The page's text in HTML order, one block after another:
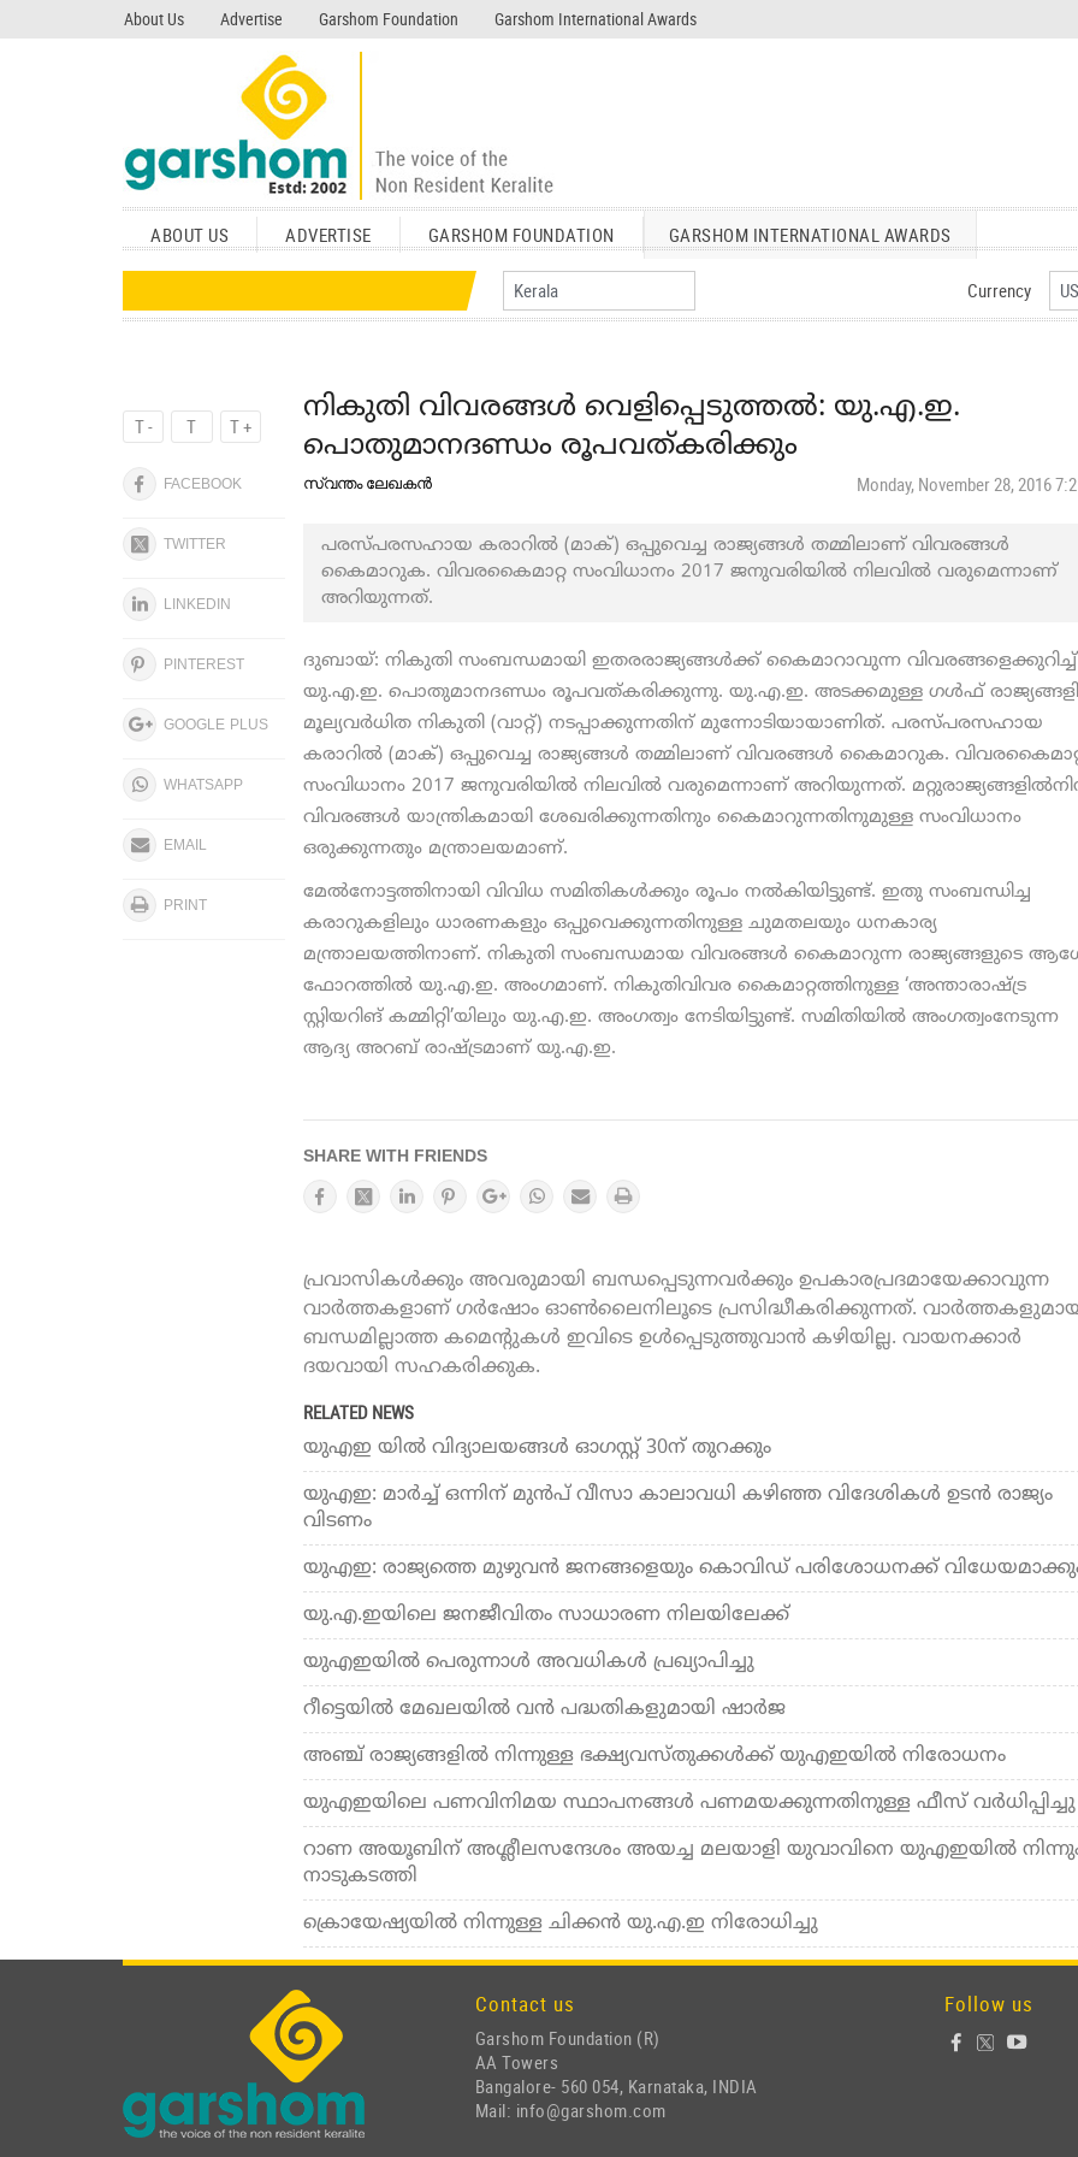
About Us Advertise Garshom Foundation Garshom International Awards
garshom.com
ABOUT US ADVERTISE GARSHOM FOUNDATION GARSHOM INTERNATIONAL AWARDS
Currency
T - T T +
FACEBOOK
TWITTER
LINKEDIN
PINTEREST
GOOGLE PLUS
WHATSAPP
EMAIL
PRINT
നികുതി വിവരങ്ങള്‍ വെളിപ്പെടുത്തല്‍: യു.എ.ഇ.
പൊതുമാനദണ്ഡം രൂപവത്കരിക്കും
സ്വന്തം ലേഖകന്‍ Monday, November 28, 2016
പരസ്പരസഹായ കരാറില്‍ (മാക്) ഒപ്പുവെച്ച രാജ്യങ്ങള്‍ തമ്മിലാണ് വിവരങ്ങള്‍
കൈമാറുക. വിവരകൈമാറ്റ സംവിധാനം 2017 ജനുവരിയില്‍ നിലവില്‍ വരുമെന്നാണ്
അറിയുന്നത്.
ദുബായ്: നികുതി സംബന്ധമായി ഇതരരാജ്യങ്ങള്‍ക്ക് കൈമാറാവുന്ന വിവരങ്ങളെക്കുറിച്ച്
യു.എ.ഇ. പൊതുമാനദണ്ഡം രൂപവത്കരിക്കുന്നു. യു.എ.ഇ. അടക്കമുള്ള ഗള്‍ഫ്
മൂല്യവര്‍ധിത നികുതി (വാറ്റ്) നടപ്പാക്കുന്നതിന് മുന്നോടിയായാണിത്. പരസ്പരസഹായ
കരാറില്‍ (മാക്) ഒപ്പുവെച്ച രാജ്യങ്ങള്‍ തമ്മിലാണ് വിവരങ്ങള്‍ കൈമാറുക.
സംവിധാനം 2017 ജനുവരിയില്‍ നിലവില്‍ വരുമെന്നാണ് അറിയുന്നത്.
വിവരങ്ങള്‍ യാന്ത്രികമായി ശേഖരിക്കുന്നതിനും കൈമാറുന്നതിനുമുള്ള സംവിധാനം
ഒരുക്കുന്നതും മന്ത്രാലയമാണ്.
മേല്‍നോട്ടത്തിനായി വിവിധ സമിതികള്‍ക്കും രൂപം നല്‍കിയിട്ടുണ്ട്. ഇതു സംബന്ധിച്ച
കരാറുകളിലും ധാരണകളും ഒപ്പുവെക്കുന്നതിനുള്ള ചുമതലയും ധനകാര്യ
മന്ത്രാലയത്തിനാണ്. നികുതി സംബന്ധമായ വിവരങ്ങള്‍ കൈമാറുന്ന രാജ്യങ്ങളുടെ
ഫോറത്തില്‍ യു.എ.ഇ. അംഗമാണ്. നികുതിവിവര കൈമാറ്റത്തിനുള്ള ‘അന്താരാഷ്ട്ര
സ്റ്റിയറിങ് കമ്മിറ്റി’യിലും യു.എ.ഇ. അംഗത്വം നേടിയിട്ടുണ്ട്. സമിതിയില്‍ അംഗത്വംനേടുന്ന
ആദ്യ അറബ് രാഷ്ട്രമാണ് യു.എ.ഇ.
SHARE WITH FRIENDS
പ്രവാസികൾക്കും അവരുമായി ബന്ധപ്പെടുന്നവർക്കും ഉപകാരപ്രദമായേക്കാവുന്ന
വാർത്തകളാണ് ഗർഷോം ഓൺലൈനിലൂടെ പ്രസിദ്ധീകരിക്കുന്നത്.
ബന്ധമില്ലാത്ത കമെന്റുകൾ ഇവിടെ ഉൾപ്പെടുത്തുവാൻ കഴിയില്ല. വായനക്കാർ
ദയവായി സഹകരിക്കുക.
RELATED NEWS
യുഎഇ യിൽ വിദ്യാലയങ്ങൾ ഓഗസ്റ്റ് 30ന് തുറക്കും
യുഎഇ: മാർച്ച് ഒന്നിന് മുൻപ് വീസാ കാലാവധി കഴിഞ്ഞ വിദേശികൾ ഉടൻ രാജ്യം
വിടണം
യുഎഇ: രാജ്യത്തെ മുഴുവൻ ജനങ്ങളെയും കൊവിഡ് പരിശോധനക്ക്
യു.​എ.​ഇയിലെ ജനജീവിതം സാധാരണ നിലയിലേക്ക്
യുഎഇയിൽ പെരുന്നാൾ അവധികള്‍ പ്രഖ്യാപിച്ചു
റീട്ടെയിൽ മേഖലയിൽ വൻ പദ്ധതികളുമായി ഷാർജ
അഞ്ച് രാജ്യങ്ങളില്‍ നിന്നുള്ള ഭക്ഷ്യവസ്തുക്കള്‍ക്ക് യുഎഇയില്‍ നിരോധനം
യുഎഇയിലെ പണവിനിമയ സ്ഥാപനങ്ങൾ പണമയക്കുന്നതിനുള്ള ഫീസ് വർധിപ്പിച്ചു
റാണ അയൂബിന് അശ്ലീലസന്ദേശം അയച്ച മലയാളി യുവാവിനെ യുഎഇയിൽ
നാടുകടത്തി
ക്രൊയേഷ്യയിൽ നിന്നുള്ള ചിക്കൻ യു.എ.ഇ നിരോധിച്ചു
Contact us
Garshom Foundation (R)
AA Towers
Bangalore- 560 054, Karnataka, INDIA
Mail: info@garshom.com
Follow us